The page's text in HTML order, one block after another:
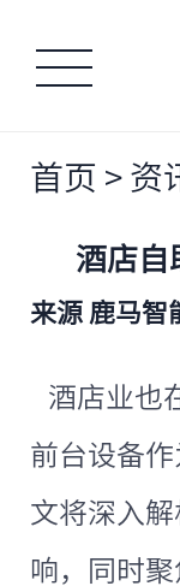
首页 > 资
酒店自
来源 鹿马智
酒店业也
前台设备
文将深入
响，同时